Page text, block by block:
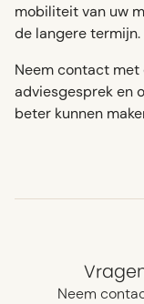
mobiliteit van uw
de langere termijn.
Neem contact met
adviesgesprek en
beter kunnen
Neem